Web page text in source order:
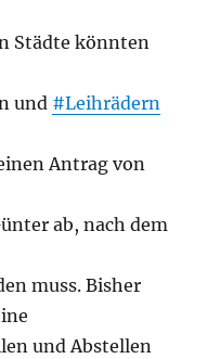
Städte könnten
und #Leihrädern
Antrag von
ab, nach dem
muss. Bisher
und Abstellen